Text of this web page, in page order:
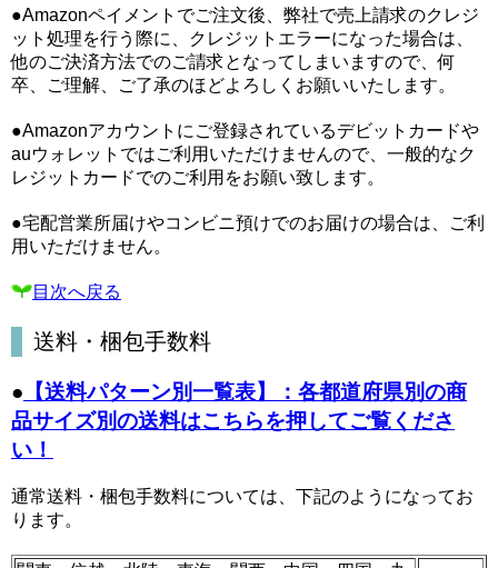
●Amazonペイメントでご注文後、弊社で売上請求のクレジ
ット処理を行う際に、クレジットエラーになった場合は、
他のご決済方法でのご請求となってしまいますので、何
卒、ご理解、ご了承のほどよろしくお願いいたします。
●Amazonアカウントにご登録されているデビットカードや
auウォレットではご利用いただけませんので、一般的なク
レジットカードでのご利用をお願い致します。
●宅配営業所届けやコンビニ預けでのお届けの場合は、ご利
用いただけません。
目次へ戻る
送料・梱包手数料
● 【送料パターン別一覧表】：各都道府県別の商
品サイズ別の送料はこちらを押してご覧くださ
い！
通常送料・梱包手数料については、下記のようになってお
ります。